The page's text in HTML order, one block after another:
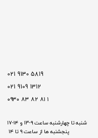
5819 9130 021
1312 9109 021
۱ ۸۱ ۸۲ ۸۳ ۰۹۳۰
شنبه تا چهارشنبه ساعت ۹-۱۳ و ۱۴-۱۷
پنجشنبه ها از ساعت ۹ تا ۱۴